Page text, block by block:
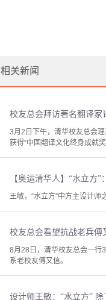
相关新闻
校友总会拜访著名翻译家
3月2日下午，清华校友总会
获得“中国翻译文化终身成就奖
【奥运清华人】“水立方
王敏，“水立方”中方主设计师
校友总会看望抗战老兵傅
8月28日，清华校友总会一行
系老校友傅又信。
设计师王敏：“水立方”